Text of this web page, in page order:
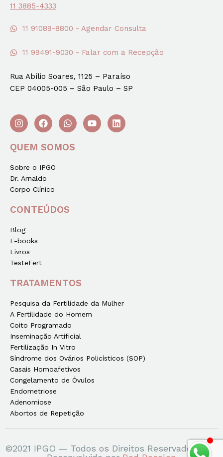
11 3885-4333
11 91089-8800 - Agendar Consulta
11 99491-9030 - Falar com a Recepção
Rua Abílio Soares, 1125 – Paraíso
CEP 04005-005 – São Paulo – SP
QUEM SOMOS
Sobre o IPGO
Dr. Arnaldo
Corpo Clínico
CONTEÚDOS
Blog
E-books
Livros
TesteFert
TRATAMENTOS
Pesquisa da Fertilidade da Mulher
A Fertilidade do Homem
Coito Programado
Inseminação Artificial
Fertilização In Vitro
Síndrome dos Ovários Policísticos (SOP)
Casais Homoafetivos
Congelamento de Óvulos
Endometriose
Adenomiose
Abortos de Repetição
©2021 IPGO — Todos os Direitos Reservados